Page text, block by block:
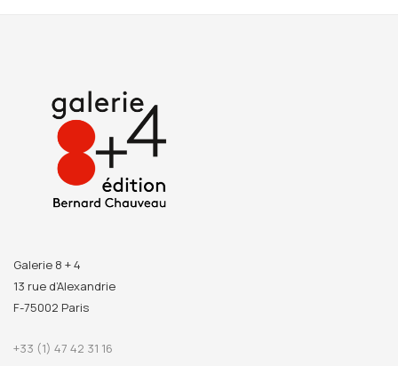
Galerie 8 + 4
13 rue d’Alexandrie
F-75002 Paris
+33 (1) 47 42 31 16